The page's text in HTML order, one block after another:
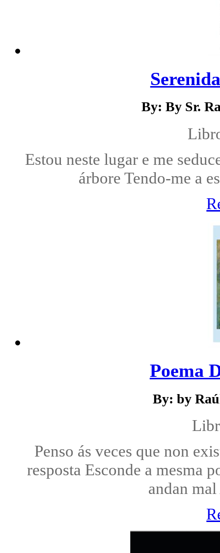
By: By Sr.
Estou neste lugar e me
árbore Tendo-me a
Poema
By: by
Penso ás veces que non
resposta Esconde a mesma
andan